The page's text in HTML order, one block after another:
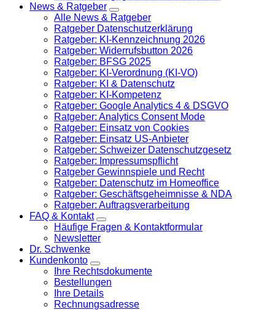
News & Ratgeber
Alle News & Ratgeber
Ratgeber Datenschutzerklärung
Ratgeber: KI-Kennzeichnung 2026
Ratgeber: Widerrufsbutton 2026
Ratgeber: BFSG 2025
Ratgeber: KI-Verordnung (KI-VO)
Ratgeber: KI & Datenschutz
Ratgeber: KI-Kompetenz
Ratgeber: Google Analytics 4 & DSGVO
Ratgeber: Analytics Consent Mode
Ratgeber: Einsatz von Cookies
Ratgeber: Einsatz US-Anbieter
Ratgeber: Schweizer Datenschutzgesetz
Ratgeber: Impressumspflicht
Ratgeber Gewinnspiele und Recht
Ratgeber: Datenschutz im Homeoffice
Ratgeber: Geschäftsgeheimnisse & NDA
Ratgeber: Auftragsverarbeitung
FAQ & Kontakt
Häufige Fragen & Kontaktformular
Newsletter
Dr. Schwenke
Kundenkonto
Ihre Rechtsdokumente
Bestellungen
Ihre Details
Rechnungsadresse